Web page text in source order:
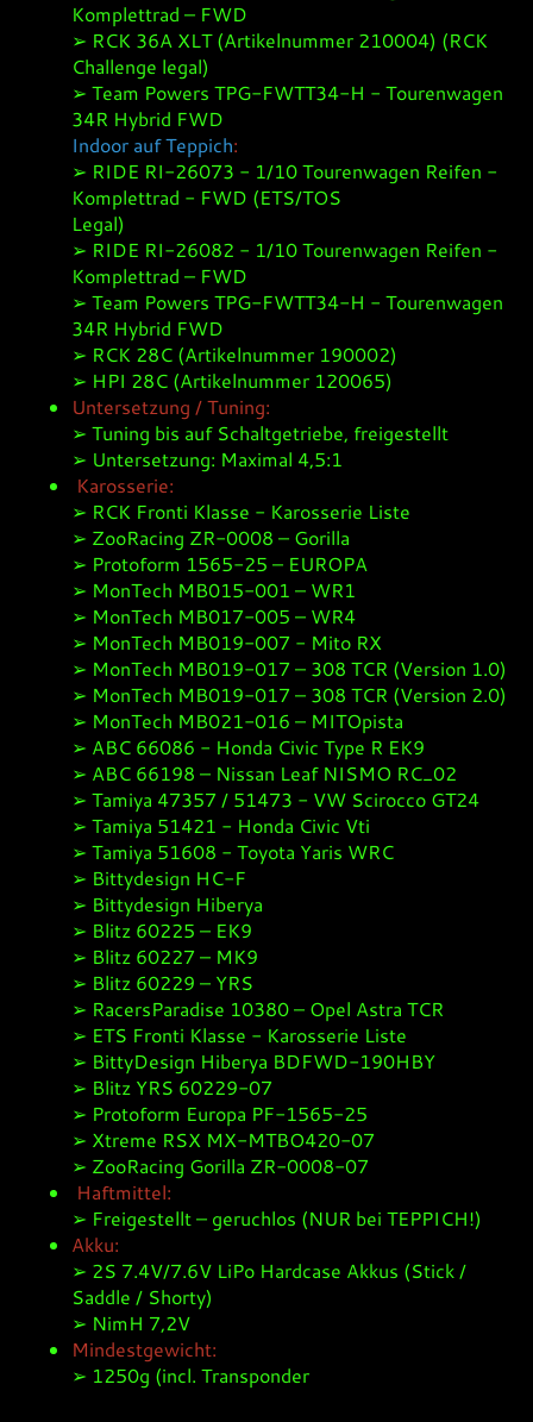
Komplettrad – FWD
➢ RCK 36A XLT (Artikelnummer 210004) (RCK
Challenge legal)
➢ Team Powers TPG-FWTT34-H - Tourenwagen
34R Hybrid FWD
Indoor auf Teppich:
➢ RIDE RI-26073 - 1/10 Tourenwagen Reifen -
Komplettrad - FWD (ETS/TOS
Legal)
➢ RIDE RI-26082 - 1/10 Tourenwagen Reifen -
Komplettrad – FWD
➢ Team Powers TPG-FWTT34-H - Tourenwagen
34R Hybrid FWD
➢ RCK 28C (Artikelnummer 190002)
➢ HPI 28C (Artikelnummer 120065)
Untersetzung / Tuning:
➢ Tuning bis auf Schaltgetriebe, freigestellt
➢ Untersetzung: Maximal 4,5:1
Karosserie:
➢ RCK Fronti Klasse - Karosserie Liste
➢ ZooRacing ZR-0008 – Gorilla
➢ Protoform 1565-25 – EUROPA
➢ MonTech MB015-001 – WR1
➢ MonTech MB017-005 – WR4
➢ MonTech MB019-007 - Mito RX
➢ MonTech MB019-017 – 308 TCR (Version 1.0)
➢ MonTech MB019-017 – 308 TCR (Version 2.0)
➢ MonTech MB021-016 – MITOpista
➢ ABC 66086 - Honda Civic Type R EK9
➢ ABC 66198 – Nissan Leaf NISMO RC_02
➢ Tamiya 47357 / 51473 - VW Scirocco GT24
➢ Tamiya 51421 - Honda Civic Vti
➢ Tamiya 51608 - Toyota Yaris WRC
➢ Bittydesign HC-F
➢ Bittydesign Hiberya
➢ Blitz 60225 – EK9
➢ Blitz 60227 – MK9
➢ Blitz 60229 – YRS
➢ RacersParadise 10380 – Opel Astra TCR
➢ ETS Fronti Klasse - Karosserie Liste
➢ BittyDesign Hiberya BDFWD-190HBY
➢ Blitz YRS 60229-07
➢ Protoform Europa PF-1565-25
➢ Xtreme RSX MX-MTBO420-07
➢ ZooRacing Gorilla ZR-0008-07
Haftmittel:
➢ Freigestellt – geruchlos (NUR bei TEPPICH!)
Akku:
➢ 2S 7.4V/7.6V LiPo Hardcase Akkus (Stick /
Saddle / Shorty)
➢ NimH 7,2V
Mindestgewicht:
➢ 1250g (incl. Transponder